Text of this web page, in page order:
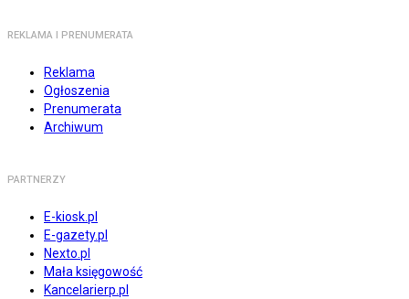
REKLAMA I PRENUMERATA
Reklama
Ogłoszenia
Prenumerata
Archiwum
PARTNERZY
E-kiosk.pl
E-gazety.pl
Nexto.pl
Mała księgowość
Kancelarierp.pl